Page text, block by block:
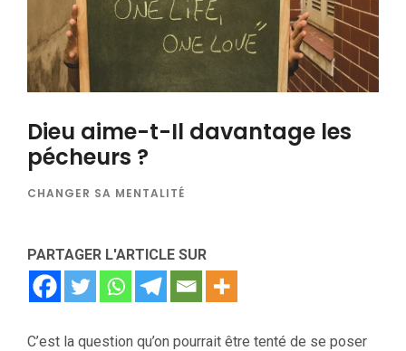
Dieu aime-t-Il davantage les
pécheurs ?
CHANGER SA MENTALITÉ
PARTAGER L'ARTICLE SUR
C’est la question qu’on pourrait être tenté de se poser